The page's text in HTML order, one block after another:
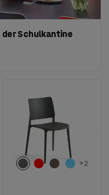
Schulkantine
+2